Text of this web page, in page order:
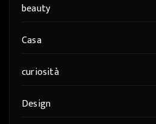
beauty
Casa
curiosità
Design